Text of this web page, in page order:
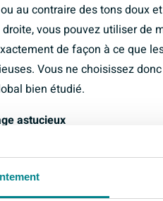
au contraire des tons doux
vous pouvez utiliser de
de façon à ce que
Vous ne choisissez
bien étudié.
astucieux
184 x 84 cm et la forme
vifs ni points de pression. La
chaude plus longtemps,